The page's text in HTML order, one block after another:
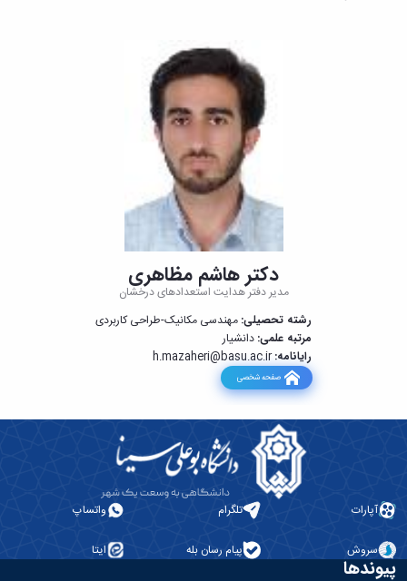
دکتر هاشم مظاهری
مدیر دفتر هدایت استعدادهای درخشان
رشته تحصیلی: مهندسی مکانیک-طراحی کاربردی
مرتبه علمی: دانشیار
رایانامه:h.mazaheri@basu.ac.ir
صفحه شخصی
آپارات تلگرام واتساپ
سروش پیام رسان بله ایتا
پیوندها